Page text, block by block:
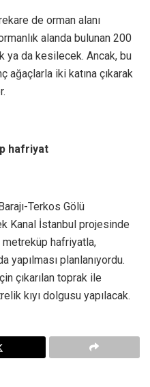
de orman alanı
alanda bulunan 200
ya da kesilecek. Ancak, bu
ağaçlarla iki katına çıkarak
hafriyat
Terkos Gölü
Kanal İstanbul projesinde
metreküp hafriyatla,
yapılması planlanıyordu.
çıkarılan toprak ile
kıyı dolgusu yapılacak.